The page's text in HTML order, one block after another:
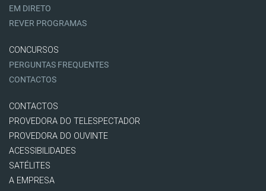
EM DIRETO
REVER PROGRAMAS
CONCURSOS
PERGUNTAS FREQUENTES
CONTACTOS
CONTACTOS
PROVEDORA DO TELESPECTADOR
PROVEDORA DO OUVINTE
ACESSIBILIDADES
SATÉLITES
A EMPRESA